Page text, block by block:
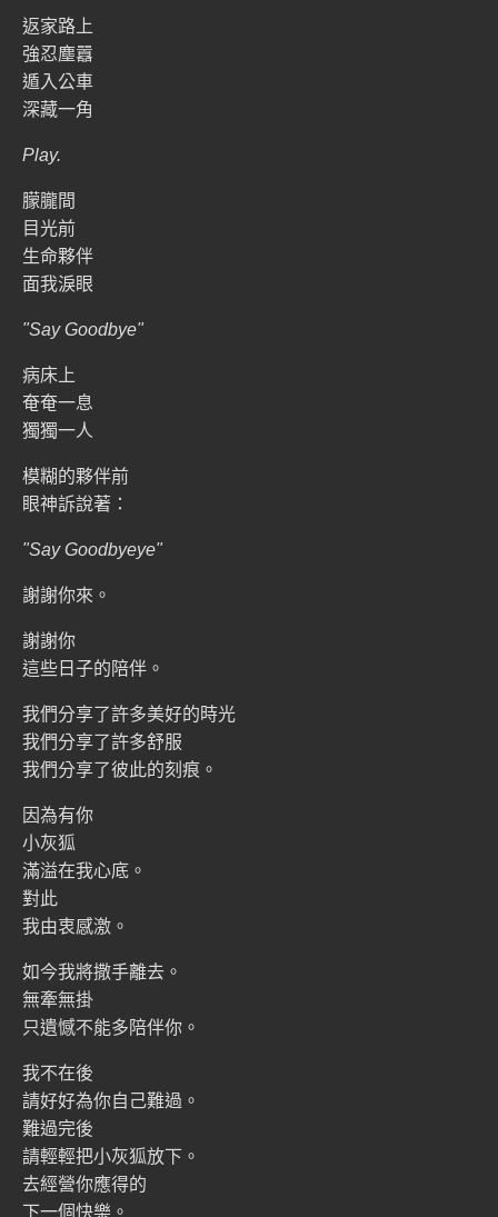
返家路上
強忍塵囂
遁入公車
深藏一角
Play.
朦朧間
目光前
生命夥伴
面我淚眼
"Say Goodbye"
病床上
奄奄一息
獨獨一人
模糊的夥伴前
眼神訴說著：
"Say Goodbyeye"
謝謝你來。
謝謝你
這些日子的陪伴。
我們分享了許多美好的時光
我們分享了許多舒服
我們分享了彼此的刻痕。
因為有你
小灰狐
滿溢在我心底。
對此
我由衷感激。
如今我將撒手離去。
無牽無掛
只遺憾不能多陪伴你。
我不在後
請好好為你自己難過。
難過完後
請輕輕把小灰狐放下。
去經營你應得的
下一個快樂。